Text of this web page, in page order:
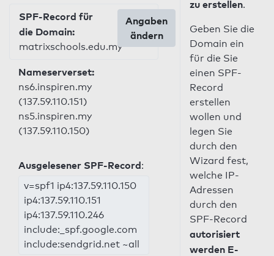
SPF-Record für
die Domain:
matrixschools.edu.my
Angaben
ändern
Nameserverset:
ns6.inspiren.my
(137.59.110.151)
ns5.inspiren.my
(137.59.110.150)
Ausgelesener SPF-Record:
v=spf1 ip4:137.59.110.150
ip4:137.59.110.151
ip4:137.59.110.246
include:_spf.google.com
include:sendgrid.net ~all
zu erstellen.
Geben Sie die
Domain ein
für die Sie
einen SPF-
Record
erstellen
wollen und
legen Sie
durch den
Wizard fest,
welche IP-
Adressen
durch den
SPF-Record
autorisiert
werden E-